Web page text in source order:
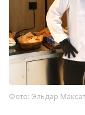
Фото: Эльдар Максат